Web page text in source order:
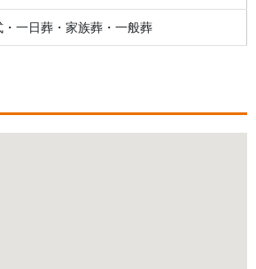
・一日葬・家族葬・一般葬